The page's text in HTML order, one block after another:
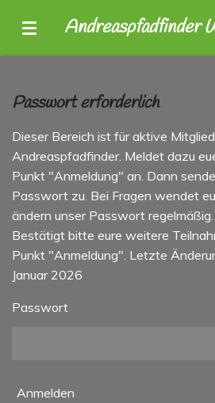
Hauptinhalt
springen
Andreaspfadfinder
Passwort erforderlich
Dieser Bereich ist für aktive
Andreaspfadfinder. Meldet dazu
Punkt "Anmeldung" an. Dann
Passwort zu. Bei Fragen wendet
ändern unser Passwort
Bestätigt bitte eure weitere
Punkt "Anmeldung". Letzte
Januar 2026
Passwort
Anmelden